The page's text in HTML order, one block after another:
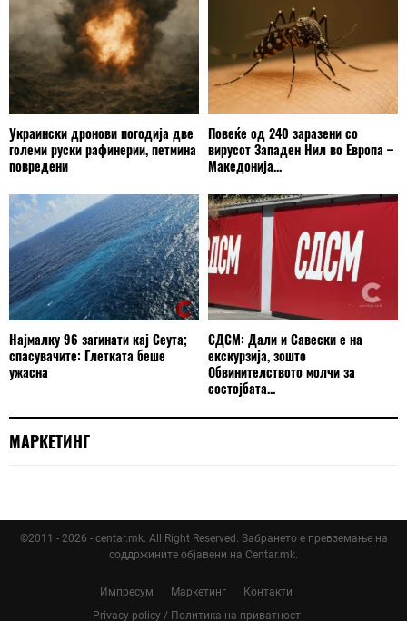
Украински дронови погодија две
големи руски рафинерии, петмина
повредени
Повеќе од 240 заразени со
вирусот Западен Нил во Европа –
Македонија...
Најмалку 96 загинати кај Сеута;
спасувачите: Глетката беше
ужасна
СДСМ: Дали и Савески е на
екскурзија, зошто
Обвинителството молчи за
состојбата...
МАРКЕТИНГ
©2011 - 2026 - centar.mk. All Right Reserved. Забрането е превземање на
соддржините објавени на Centar.mk.
Импресум Маркетинг
Контакти
Privacy policy / Политика на приватност